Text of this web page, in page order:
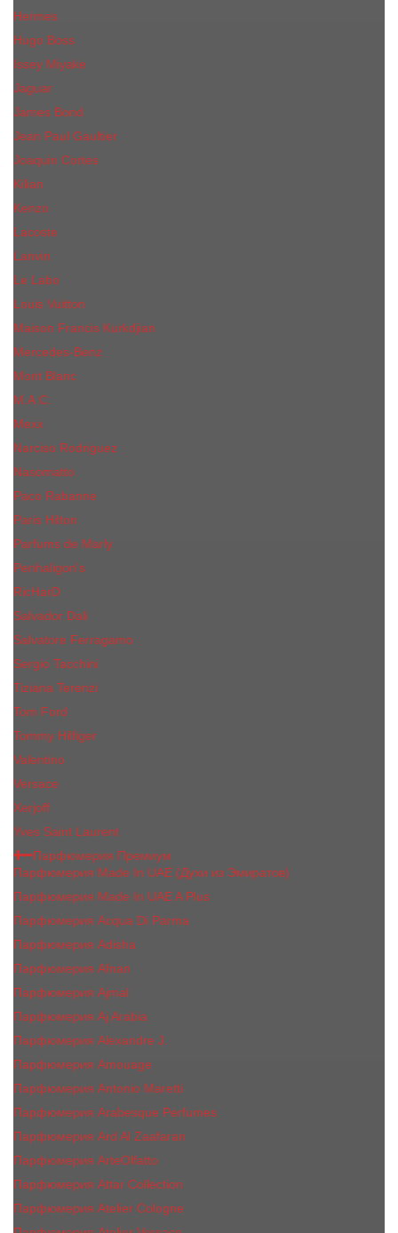
Hermes
Hugo Boss
Issey Miyake
Jaguar
James Bond
Jean Paul Gaultier
Joaquin Сortes
Kilian
Kenzo
Lacoste
Lanvin
Le Labo
Louis Vuitton
Maison Francis Kurkdjian
Mercedes-Benz
Mont Blanc
M.А.C.
Mexx
Narciso Rodriguez
Nasomatto
Paco Rabanne
Paris Hilton
Parfums de Marly
Penhaligon​'s
RicHarD
Salvador Dali
Salvatore Ferragamo
Sergio Tacchini
Tiziana Terenzi
Tom Ford
Tommy Hilfiger
Valentino
Versace
Xerjoff
Yves Saint Laurent
Парфюмерия Премиум
Парфюмерия Made In UAE (Духи из Эмиратов)
Парфюмерия Made In UAE A Plus
Парфюмерия Acqua Di Parma
Парфюмерия Adisha
Парфюмерия Afnan
Парфюмерия Ajmal
Парфюмерия Aj Arabia
Парфюмерия Alexandre J.
Парфюмерия Amouage
Парфюмерия Antonio Maretti
Парфюмерия Arabesque Perfumes
Парфюмерия Ard Al Zaafaran
Парфюмерия ArteOlfatto
Парфюмерия Attar Collection
Парфюмерия Atelier Cologne